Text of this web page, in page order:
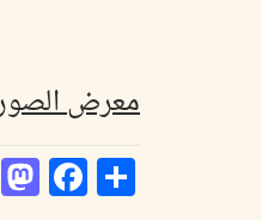
معرض
Share